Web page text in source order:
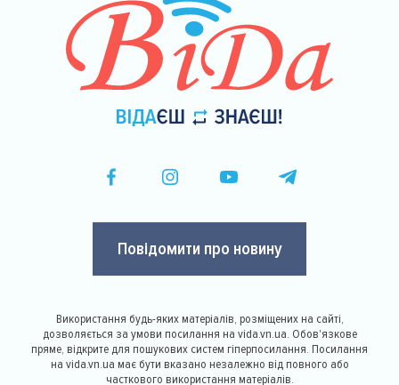
Повідомити про новину
Використання будь-яких матеріалів, розміщених на сайті,
дозволяється за умови посилання на vida.vn.ua. Обов'язкове
пряме, відкрите для пошукових систем гіперпосилання. Посилання
на vida.vn.ua має бути вказано незалежно від повного або
часткового використання матеріалів.